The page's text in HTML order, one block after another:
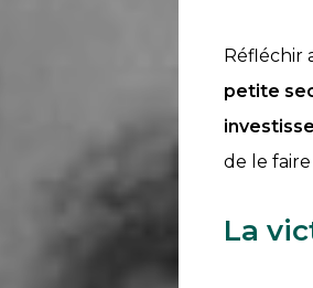
À
propos
Réfléchir
petite
de le
La